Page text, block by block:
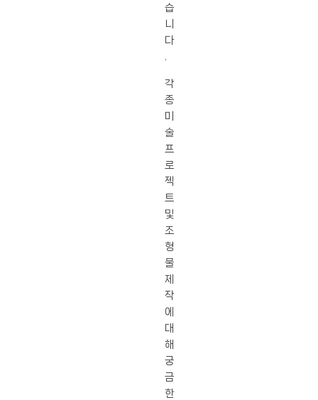
습
니
다
.
각
종
미
술
프
로
젝
트
및
조
형
물
제
작
에
대
해
궁
금
한